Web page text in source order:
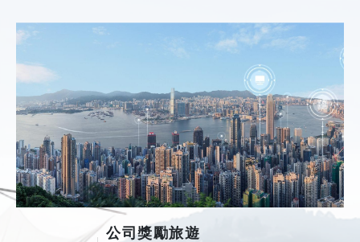
公司獎勵旅遊